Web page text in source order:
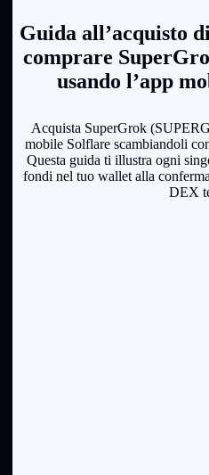
Guida all’acquisto
comprare
usando l’app
Acquista SuperGrok
mobile Solflare scambiandoli
Questa guida ti illustra ogni
fondi nel tuo wallet alla
DEX